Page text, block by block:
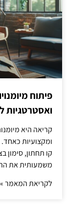
פיתוח
ואסטרטגיות
קריאה היא
ומקצועיות
קו תחתון, סימון
משמעותית את
לקריאת המאמר »